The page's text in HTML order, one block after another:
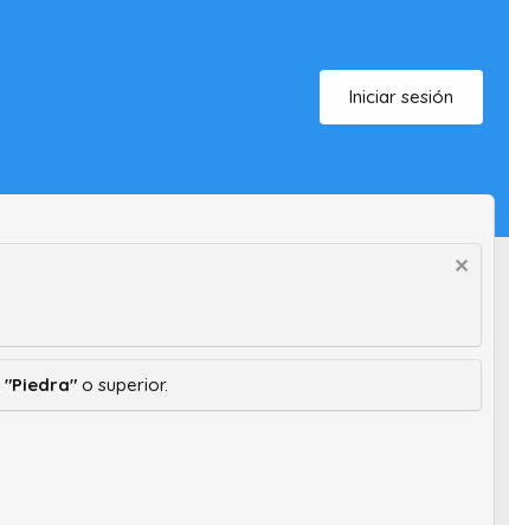
Iniciar sesión
"Piedra" o superior.